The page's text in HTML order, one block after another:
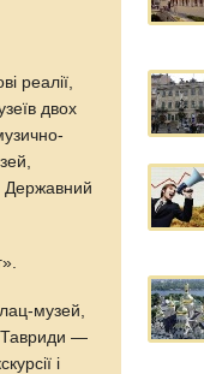
реалії,
двох
Державний
музей,
Тавриди —
і